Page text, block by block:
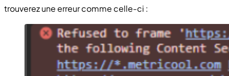
trouverez une erreur comme celle-ci :